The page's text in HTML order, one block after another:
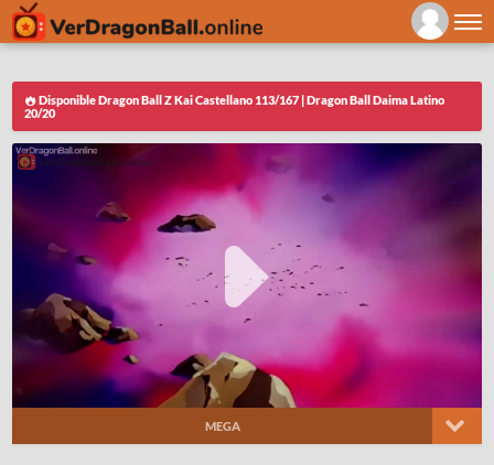
Disponible Dragon Ball Z Kai Castellano 113/167 | Dragon Ball Daima Latino
20/20
MEGA